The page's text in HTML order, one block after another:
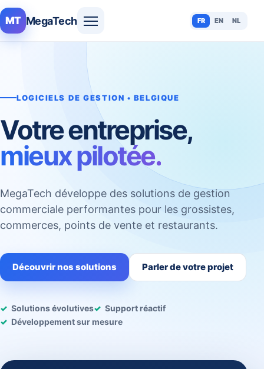
MT MegaTech FR EN NL
LOGICIELS DE GESTION • BELGIQUE
Votre entreprise,
mieux pilotée.
MegaTech développe des solutions de gestion
commerciale performantes pour les grossistes,
commerces, points de vente et restaurants.
Découvrir nos solutions Parler de votre projet
Solutions évolutives
Support réactif
Développement sur mesure